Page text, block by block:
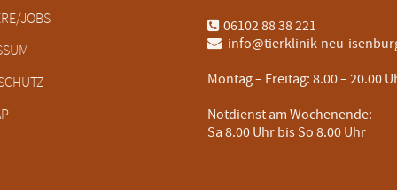
JOBS
06102 88 38 221
info@tierklinik-neu-
Montag – Freitag: 8.00 – 20.00
Notdienst am Wochenende:
Sa 8.00 Uhr bis So 8.00 Uhr